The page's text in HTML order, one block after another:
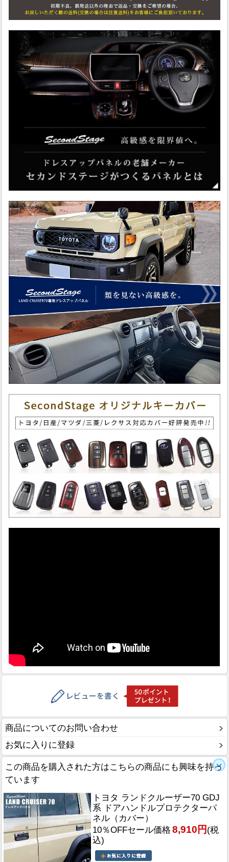
商品についてのお問い合わせ
お気に入りに登録
この商品を購入された方はこちらの商品にも興味を持っ
ています
トヨタ ランドクルーザー70 GDJ
系 ドアハンドルプロテクターパ
ネル（カバー）
10％OFFセール価格 8,910円 (税
込)